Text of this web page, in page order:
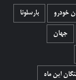
خودرو بارسلونا
جهان
این ماه